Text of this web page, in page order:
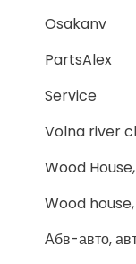
Osakanv
PartsAlex
Service
Volna river
Wood
Wood house,
Абв-авто,